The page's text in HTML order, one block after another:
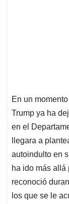
En un
Trump ya ha
en el
llegara a
autoindulto en
ha ido más allá
reconoció
los que se le